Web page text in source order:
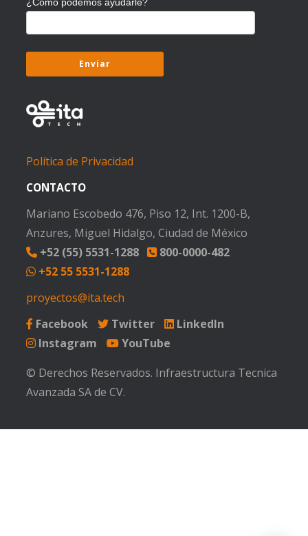
Política de Privacidad
CONTACTO
Mariano Escobedo 476, Piso 12, Int. 1200-B,
Anzures, Miguel Hidalgo, Ciudad de México
+52 (55) 5531-1288
800-0000-482
+52 55 5531-1288
proyectos@ita.tech
Facebook
Twitter
LinkedIn
Instagram
YouTube
© Derechos Reservados. Infraestructura Tecnica
Avanzada SA de CV.